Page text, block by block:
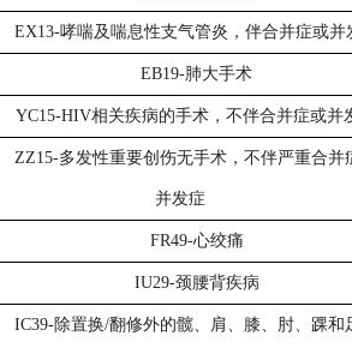
EX13-哮喘及喘息性支气管炎，伴合并症或并
EB19-肺大手术
YC15-HIV相关疾病的手术，不伴合并症或并
ZZ15-多发性重要创伤无手术，不伴严重合并
并发症
FR49-心绞痛
IU29-颈腰背疾病
IC39-除置换/翻修外的髋、肩、膝、肘、踝和